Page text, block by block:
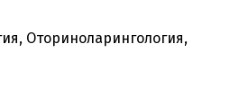
Оториноларингология,